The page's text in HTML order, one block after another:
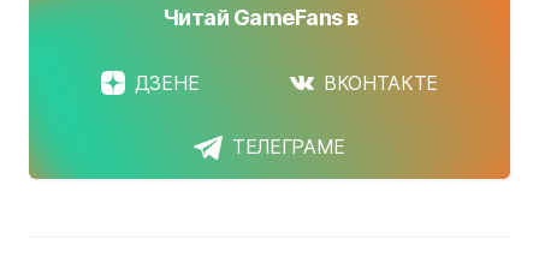
Читай GameFans в
ДЗЕНЕ ВКОНТАКТЕ
ТЕЛЕГРАМЕ